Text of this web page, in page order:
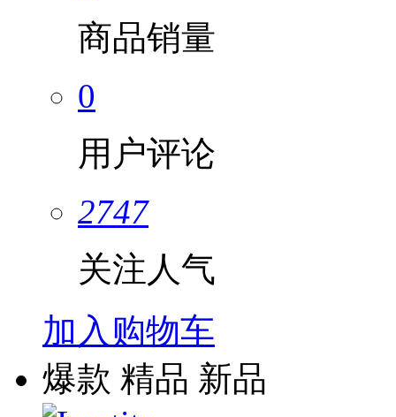
商品销量
0
用户评论
2747
关注人气
加入购物车
爆款 精品 新品